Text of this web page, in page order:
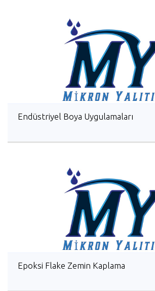
Endüstriyel Boya Uygulamaları
Epoksi Flake Zemin Kaplama